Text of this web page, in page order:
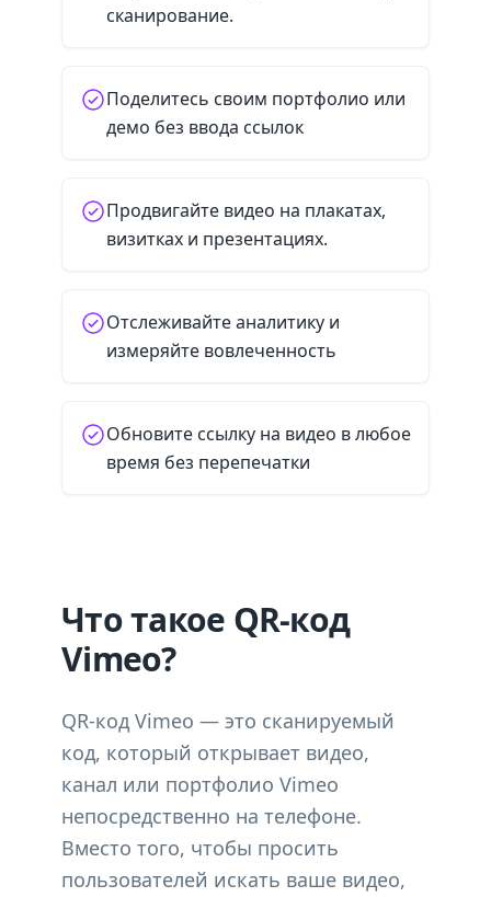
сканирование.
Поделитесь своим портфолио или
демо без ввода ссылок
Продвигайте видео на плакатах,
визитках и презентациях.
Отслеживайте аналитику и
измеряйте вовлеченность
Обновите ссылку на видео в любое
время без перепечатки
Что такое QR-код
Vimeo?
QR-код Vimeo — это сканируемый
код, который открывает видео,
канал или портфолио Vimeo
непосредственно на телефоне.
Вместо того, чтобы просить
пользователей искать ваше видео,